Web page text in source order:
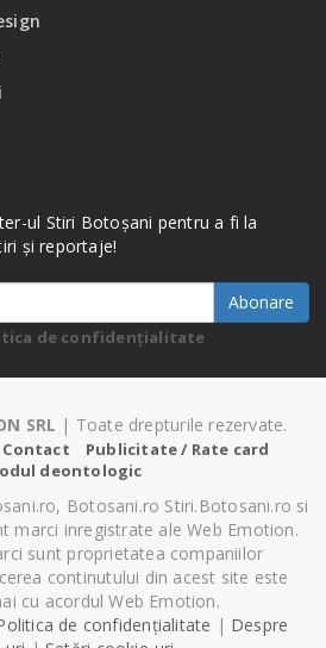
ul Stiri Botoșani pentru a fi la
și reportaje!
Abonare
de confidențialitate
SRL | Toate drepturile rezervate.
Contact
Publicitate / Rate card
deontologic
Botosani.ro Stiri.Botosani.ro si
marci inregistrate ale Web Emotion.
sunt proprietatea companiilor
continutului din acest site este
cu acordul Web Emotion.
de confidențialitate | Despre